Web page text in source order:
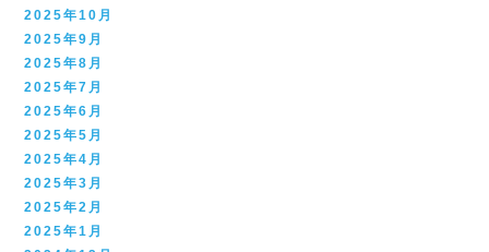
2025年10月
2025年9月
2025年8月
2025年7月
2025年6月
2025年5月
2025年4月
2025年3月
2025年2月
2025年1月